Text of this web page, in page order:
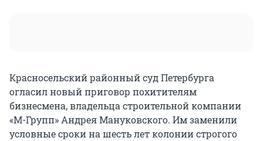
Красносельский районный суд Петербурга
огласил новый приговор похитителям
бизнесмена, владельца строительной компании
«М-Групп» Андрея Мануковского. Им заменили
условные сроки на шесть лет колонии строгого